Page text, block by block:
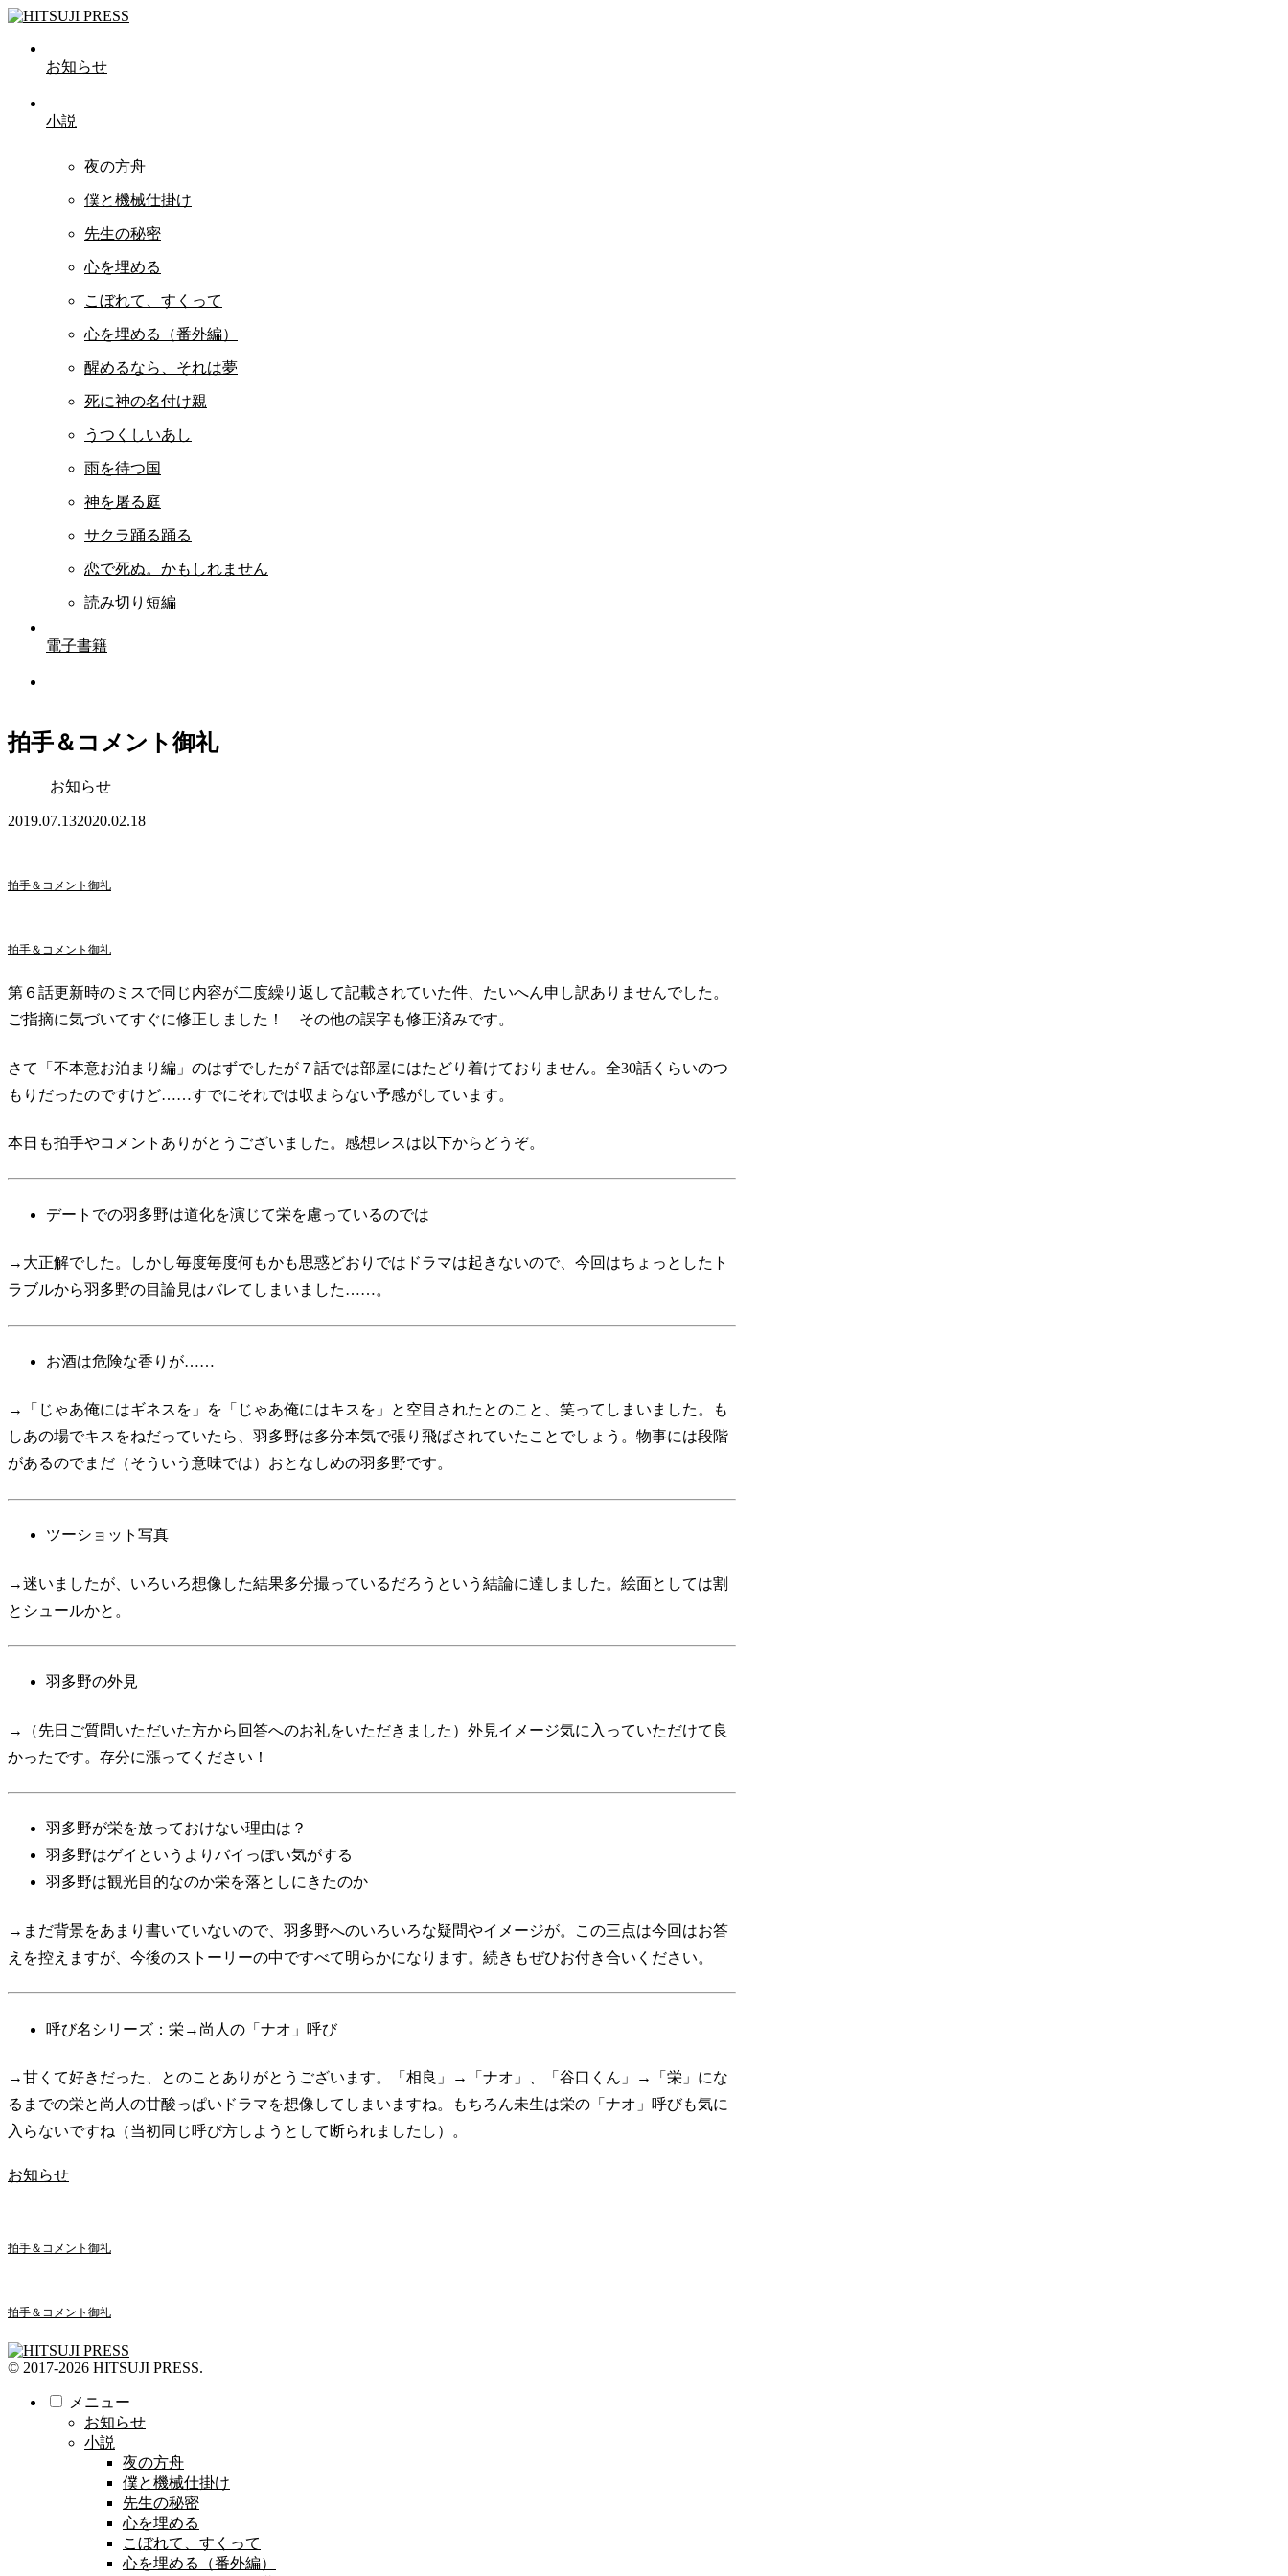
お知らせ
小説
夜の方舟
僕と機械仕掛け
先生の秘密
心を埋める
こぼれて、すくって
心を埋める（番外編）
醒めるなら、それは夢
死に神の名付け親
うつくしいあし
雨を待つ国
神を屠る庭
サクラ踊る踊る
恋で死ぬ。かもしれません
読み切り短編
電子書籍
拍手＆コメント御礼
お知らせ
2019.07.132020.02.18
拍手＆コメント御礼
拍手＆コメント御礼
第６話更新時のミスで同じ内容が二度繰り返して記載されていた件、たいへん申し訳ありませんでした。
ご指摘に気づいてすぐに修正しました！ その他の誤字も修正済みです。
さて「不本意お泊まり編」のはずでしたが７話では部屋にはたどり着けておりません。全30話くらいのつ
もりだったのですけど……すでにそれでは収まらない予感がしています。
本日も拍手やコメントありがとうございました。感想レスは以下からどうぞ。
デートでの羽多野は道化を演じて栄を慮っているのでは
→大正解でした。しかし毎度毎度何もかも思惑どおりではドラマは起きないので、今回はちょっとしたト
ラブルから羽多野の目論見はバレてしまいました……。
お酒は危険な香りが……
→「じゃあ俺にはギネスを」を「じゃあ俺にはキスを」と空目されたとのこと、笑ってしまいました。も
しあの場でキスをねだっていたら、羽多野は多分本気で張り飛ばされていたことでしょう。物事には段階
があるのでまだ（そういう意味では）おとなしめの羽多野です。
ツーショット写真
→迷いましたが、いろいろ想像した結果多分撮っているだろうという結論に達しました。絵面としては割
とシュールかと。
羽多野の外見
→（先日ご質問いただいた方から回答へのお礼をいただきました）外見イメージ気に入っていただけて良
かったです。存分に漲ってください！
羽多野が栄を放っておけない理由は？
羽多野はゲイというよりバイっぽい気がする
羽多野は観光目的なのか栄を落としにきたのか
→まだ背景をあまり書いていないので、羽多野へのいろいろな疑問やイメージが。この三点は今回はお答
えを控えますが、今後のストーリーの中ですべて明らかになります。続きもぜひお付き合いください。
呼び名シリーズ：栄→尚人の「ナオ」呼び
→甘くて好きだった、とのことありがとうございます。「相良」→「ナオ」、「谷口くん」→「栄」にな
るまでの栄と尚人の甘酸っぱいドラマを想像してしまいますね。もちろん未生は栄の「ナオ」呼びも気に
入らないですね（当初同じ呼び方しようとして断られましたし）。
お知らせ
拍手＆コメント御礼
拍手＆コメント御礼
© 2017-2026 HITSUJI PRESS.
メニュー
お知らせ
小説
夜の方舟
僕と機械仕掛け
先生の秘密
心を埋める
こぼれて、すくって
心を埋める（番外編）